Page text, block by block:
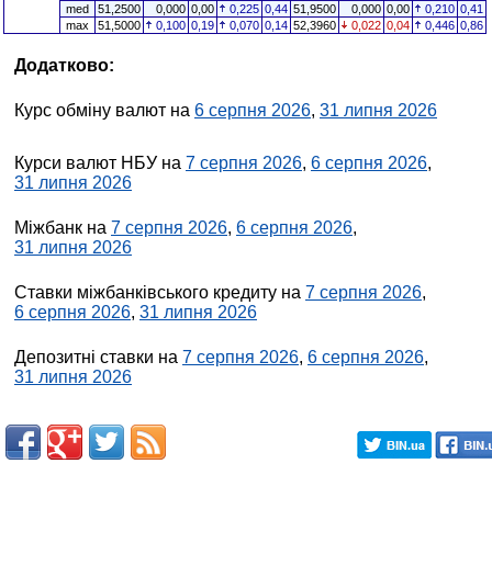
med
51,2500 0,000 0,00 0,225 0,44 51,9500 0,000 0,00 0,210 0,41
max
51,5000 0,100 0,19 0,070 0,14 52,3960 0,022 0,04 0,446 0,86
Додатково:
Курс обміну валют на 6 серпня 2026, 31 липня 2026
Курси валют НБУ на 7 серпня 2026, 6 серпня 2026,
31 липня 2026
Міжбанк на 7 серпня 2026, 6 серпня 2026,
31 липня 2026
Ставки міжбанківського кредиту на 7 серпня 2026,
6 серпня 2026, 31 липня 2026
Депозитні ставки на 7 серпня 2026, 6 серпня 2026,
31 липня 2026